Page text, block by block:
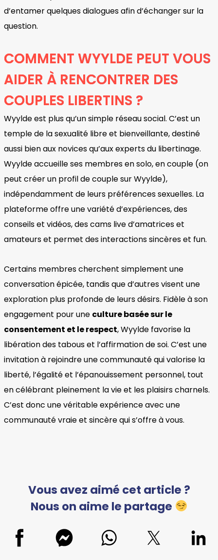
d’entamer quelques dialogues afin d’échanger sur la
question.
COMMENT WYYLDE PEUT VOUS
AIDER À RENCONTRER DES
COUPLES LIBERTINS ?
Wyylde est plus qu’un simple réseau social. C’est un
temple de la sexualité libre et bienveillante, destiné
aussi bien aux novices qu’aux experts du libertinage.
Wyylde accueille ses membres en solo, en couple (on
peut créer un profil de couple sur Wyylde),
indépendamment de leurs préférences sexuelles. La
plateforme offre une variété d’expériences, des
conseils et vidéos, des cams live d’amatrices et
amateurs et permet des interactions sincères et fun.
Certains membres cherchent simplement une
conversation épicée, tandis que d’autres visent une
exploration plus profonde de leurs désirs. Fidèle à son
engagement pour une culture basée sur le
consentement et le respect, Wyylde favorise la
libération des tabous et l’affirmation de soi. C’est une
invitation à rejoindre une communauté qui valorise la
liberté, l’égalité et l’épanouissement personnel, tout
en célébrant pleinement la vie et les plaisirs charnels.
C’est donc une véritable expérience avec une
communauté vraie et sincère qui s’offre à vous.
Vous avez aimé cet article ?
Nous on aime le partage